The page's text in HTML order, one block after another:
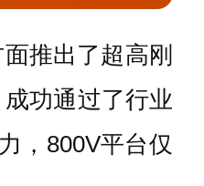
推出了超高刚
功通过了行业
，800V平台仅